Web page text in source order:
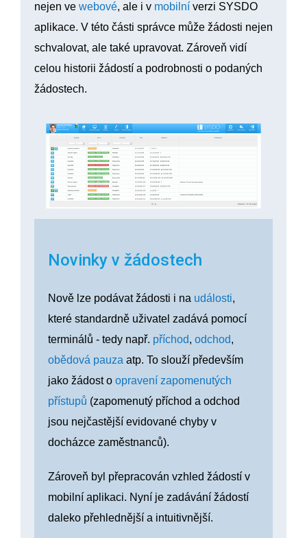
nejen ve webové, ale i v mobilníverzi SYSDO
aplikace. V této části správce může žádosti nejen
schvalovat, ale také upravovat. Zároveň vidí
celou historii žádostí a podrobnosti o podaných
žádostech.
Novinky v žádostech
Nově lze podávat žádosti i na události,
které standardně uživatel zadává pomocí
terminálů - tedy např. příchod, odchod,
obědová pauza atp. To slouží především
jako žádost o opravení zapomenutých
přístupů (zapomenutý příchod a odchod
jsou nejčastější evidované chyby v
docházce zaměstnanců).
Zároveň byl přepracován vzhled žádostí v
mobilní aplikaci. Nyní je zadávání žádostí
daleko přehlednější a intuitivnější.